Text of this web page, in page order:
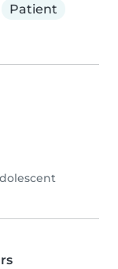
Patient